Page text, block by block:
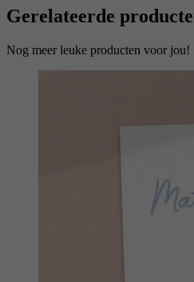
Gerelateerde
Nog meer leuke producten voor jou!